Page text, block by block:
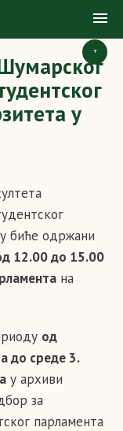
+
у
биће одржани
12.00 до 15.00
на
од
до среде 3.
у архиви
за
парламента